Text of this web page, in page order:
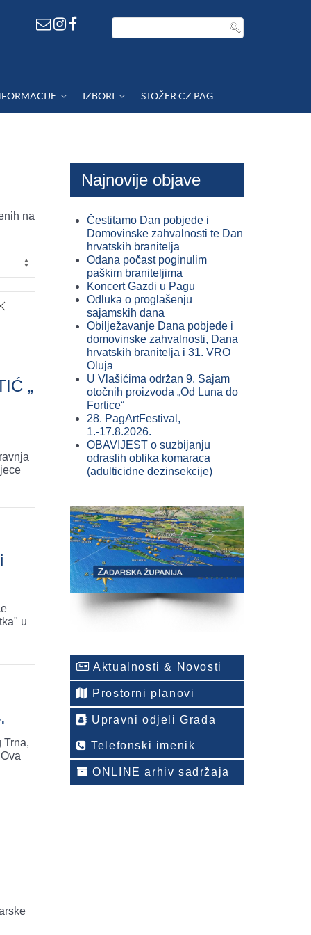
IZBORI STOŽER CZ PAG
na
„
u
Trna,
Najnovije objave
Čestitamo Dan pobjede i
Domovinske zahvalnosti te Dan
hrvatskih branitelja
Odana počast poginulim
paškim braniteljima
Koncert Gazdi u Pagu
Odluka o proglašenju
sajamskih dana
Obilježavanje Dana pobjede i
domovinske zahvalnosti, Dana
hrvatskih branitelja i 31. VRO
Oluja
U Vlašićima održan 9. Sajam
otočnih proizvoda „Od Luna do
Fortice“
28. PagArtFestival,
1.-17.8.2026.
OBAVIJEST o suzbijanju
odraslih oblika komaraca
(adulticidne dezinsekcije)
Aktualnosti & Novosti
Prostorni planovi
Upravni odjeli Grada
Telefonski imenik
ONLINE arhiv sadržaja